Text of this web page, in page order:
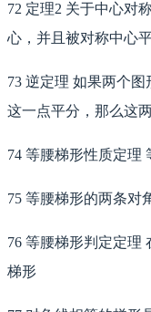
72 定理2 关于中心对
心，并且被对称中心
73 逆定理 如果两个
这一点平分，那么这
74 等腰梯形性质定理
75 等腰梯形的两条对
76 等腰梯形判定定理
梯形